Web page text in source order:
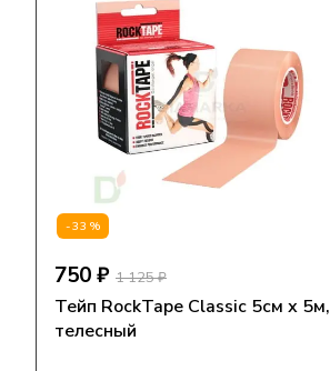
-33%
750 ₽ 1 125 ₽
Тейп RockTape Classic 5см х 5м,
телесный